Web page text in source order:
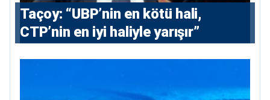
Taçoy: “UBP’nin en kötü hali,
CTP’nin en iyi haliyle yarışır”